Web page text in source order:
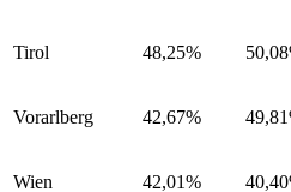
Tirol 48,25%
Vorarlberg 42,67%
Wien 42,01%